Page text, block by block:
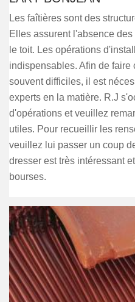
Les faîtières sont des
Elles assurent l'absence
le toit. Les opérations
indispensables. Afin de faire
souvent difficiles, il est
experts en la matière. R.J
d'opérations et veuillez
utiles. Pour recueillir les
veuillez lui passer un coup
dresser est très intéressant
bourses.